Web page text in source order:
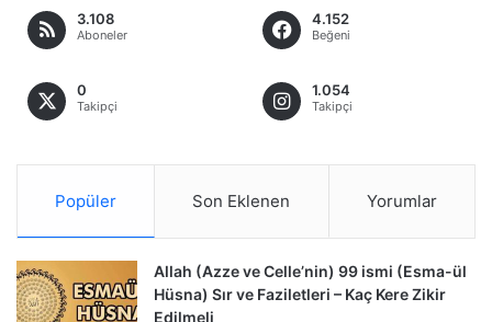
3.108
Aboneler
4.152
Beğeni
0
Takipçi
1.054
Takipçi
Popüler Son Eklenen Yorumlar
Allah (Azze ve Celle’nin) 99 ismi (Esma-ül
Hüsna) Sır ve Faziletleri – Kaç Kere Zikir
Edilmeli